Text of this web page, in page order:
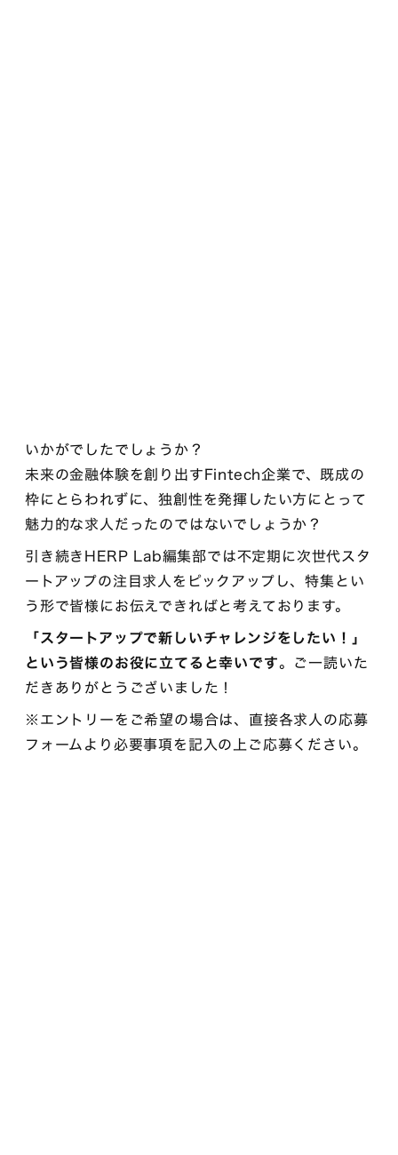
いかがでしたでしょうか？
未来の金融体験を創り出すFintech企業で、既成の
枠にとらわれずに、独創性を発揮したい方にとって
魅力的な求人だったのではないでしょうか？
引き続きHERP Lab編集部では不定期に次世代スタ
ートアップの注目求人をピックアップし、特集とい
う形で皆様にお伝えできればと考えております。
「スタートアップで新しいチャレンジをしたい！」
という皆様のお役に立てると幸いです。ご一読いた
だきありがとうございました！
※エントリーをご希望の場合は、直接各求人の応募
フォームより必要事項を記入の上ご応募ください。